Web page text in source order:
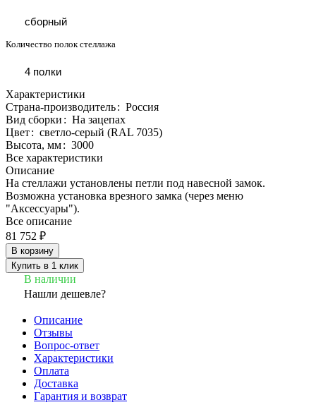
сборный
Количество полок стеллажа
4 полки
Характеристики
Страна-производитель: Россия
Вид сборки : На зацепах
Цвет: светло-серый (RAL 7035)
Высота, мм: 3000
Все характеристики
Описание
На стеллажи установлены петли под навесной замок.
Возможна установка врезного замка (через меню
"Аксессуары").
Все описание
81 752 ₽
В корзину
Купить в 1 клик
В наличии
Нашли дешевле?
Описание
Отзывы
Вопрос-ответ
Характеристики
Оплата
Доставка
Гарантия и возврат